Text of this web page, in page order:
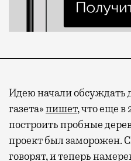
Идею начали обсуждать
газета»пишет, что еще в
построить пробные
проект был заморожен.
говорят, и теперь